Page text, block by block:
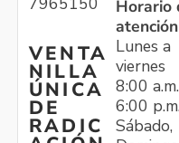
VENTA
NILLA
ÚNICA
DE
RADIC
Horario
atención
Lunes a
viernes
8:00
6:00
Sábado,